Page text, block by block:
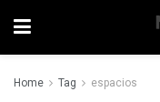
Home Tag espacios